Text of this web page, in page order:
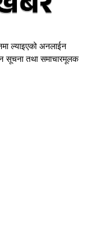
ल्याइएको अनलाईन
सूचना तथा समाचारमूलक